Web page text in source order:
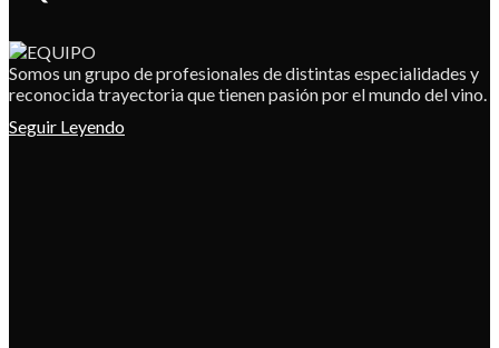
Somos un grupo de profesionales de distintas especialidades y
reconocida trayectoria que tienen pasión por el mundo del vino.
Seguir Leyendo